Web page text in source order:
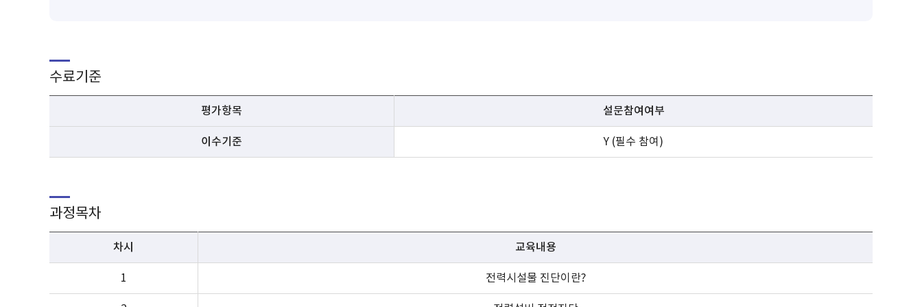
수료기준
평가항목 설문참여여부
이수기준 Y (필수 참여)
과정목차
차시 교육내용
1 전력시설물 진단이란?